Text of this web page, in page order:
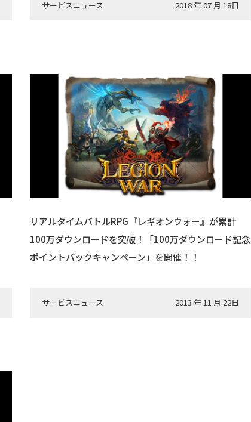
サービスニュース 2018 年 07 月 18日
リアルタイムバトルRPG『レギオンウォー』が累計
100万ダウンロードを突破！「100万ダウンロード記念
ポイントバックキャンペーン」を開催！！
サービスニュース 2013 年 11 月 22日